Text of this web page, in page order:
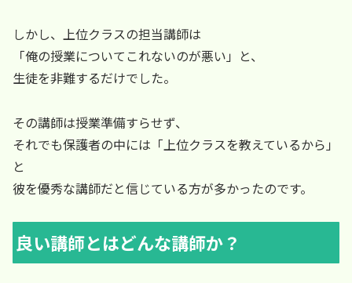
しかし、上位クラスの担当講師は
「俺の授業についてこれないのが悪い」と、
生徒を非難するだけでした。
その講師は授業準備すらせず、
それでも保護者の中には「上位クラスを教えているから」
と
彼を優秀な講師だと信じている方が多かったのです。
良い講師とはどんな講師か？